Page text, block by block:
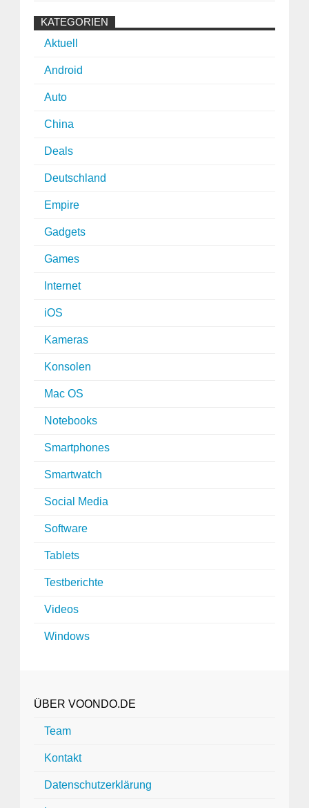
KATEGORIEN
Aktuell
Android
Auto
China
Deals
Deutschland
Empire
Gadgets
Games
Internet
iOS
Kameras
Konsolen
Mac OS
Notebooks
Smartphones
Smartwatch
Social Media
Software
Tablets
Testberichte
Videos
Windows
ÜBER VOONDO.DE
Team
Kontakt
Datenschutzerklärung